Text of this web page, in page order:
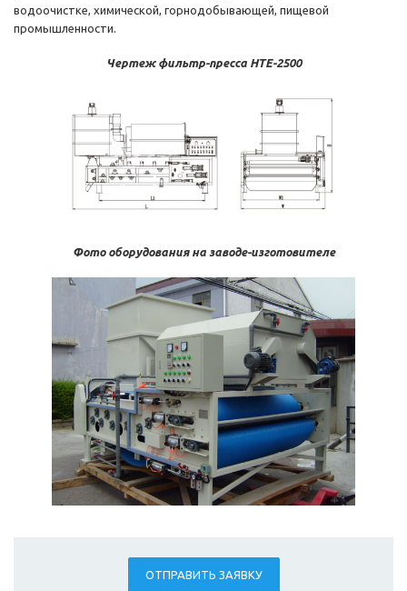
водоочистке, химической, горнодобывающей, пищевой
промышленности.
Чертеж фильтр-пресса HTE-2500
Фото оборудования на заводе-изготовителе
ОТПРАВИТЬ ЗАЯВКУ